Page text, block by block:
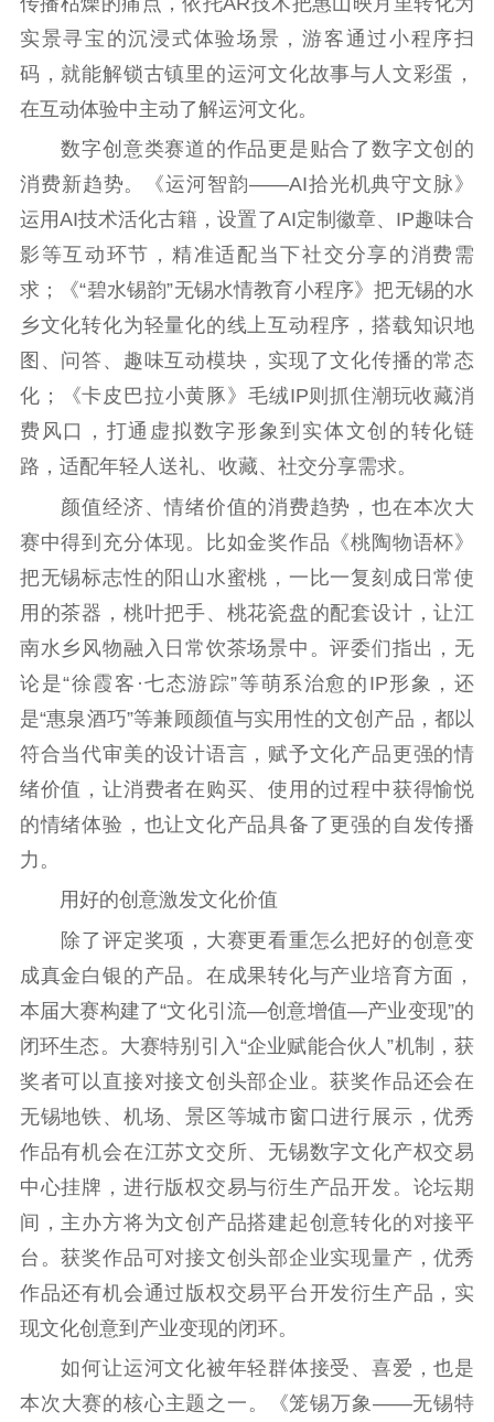
实景寻宝的沉浸式体验场景，游客通过小程序扫
码，就能解锁古镇里的运河文化故事与人文彩蛋，
在互动体验中主动了解运河文化。
数字创意类赛道的作品更是贴合了数字文创的
消费新趋势。《运河智韵——AI拾光机典守文脉》
运用AI技术活化古籍，设置了AI定制徽章、IP趣味合
影等互动环节，精准适配当下社交分享的消费需
求；《“碧水锡韵”无锡水情教育小程序》把无锡的水
乡文化转化为轻量化的线上互动程序，搭载知识地
图、问答、趣味互动模块，实现了文化传播的常态
化；《卡皮巴拉小黄豚》毛绒IP则抓住潮玩收藏消
费风口，打通虚拟数字形象到实体文创的转化链
路，适配年轻人送礼、收藏、社交分享需求。
颜值经济、情绪价值的消费趋势，也在本次大
赛中得到充分体现。比如金奖作品《桃陶物语杯》
把无锡标志性的阳山水蜜桃，一比一复刻成日常使
用的茶器，桃叶把手、桃花瓷盘的配套设计，让江
南水乡风物融入日常饮茶场景中。评委们指出，无
论是“徐霞客·七态游踪”等萌系治愈的IP形象，还
是“惠泉酒巧”等兼顾颜值与实用性的文创产品，都以
符合当代审美的设计语言，赋予文化产品更强的情
绪价值，让消费者在购买、使用的过程中获得愉悦
的情绪体验，也让文化产品具备了更强的自发传播
力。
用好的创意激发文化价值
除了评定奖项，大赛更看重怎么把好的创意变
成真金白银的产品。在成果转化与产业培育方面，
本届大赛构建了“文化引流—创意增值—产业变现”的
闭环生态。大赛特别引入“企业赋能合伙人”机制，获
奖者可以直接对接文创头部企业。获奖作品还会在
无锡地铁、机场、景区等城市窗口进行展示，优秀
作品有机会在江苏文交所、无锡数字文化产权交易
中心挂牌，进行版权交易与衍生产品开发。论坛期
间，主办方将为文创产品搭建起创意转化的对接平
台。获奖作品可对接文创头部企业实现量产，优秀
作品还有机会通过版权交易平台开发衍生产品，实
现文化创意到产业变现的闭环。
如何让运河文化被年轻群体接受、喜爱，也是
本次大赛的核心主题之一。《笼锡万象——无锡特